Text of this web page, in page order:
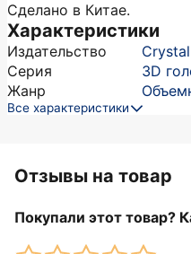
Сделано в Китае.
Характеристики
Издательство
Серия
3D
Жанр
Все характеристики
Отзывы на товар
Покупали этот товар?